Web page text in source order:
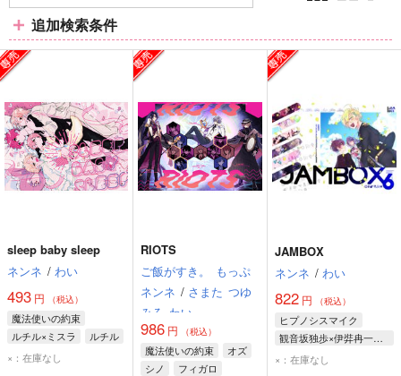
ム
表
ム
表
ム
表
追加検索条件
sleep baby sleep
ネンネ / わい
493 円 （税込）
魔法使いの約束
ルチル×ミスラ
ルチル
ミスラ
×：在庫なし
RIOTS
ご飯がすき。
もっぷ
ネンネ / さまた つゆ
みろ わい
986 円 （税込）
魔法使いの約束
オズ
シノ
フィガロ
JAMBOX
ネンネ / わい
822円 （税込）
ヒプノシスマイク
観音坂独歩×伊弉冉一二三
観音坂独歩
×：在庫なし